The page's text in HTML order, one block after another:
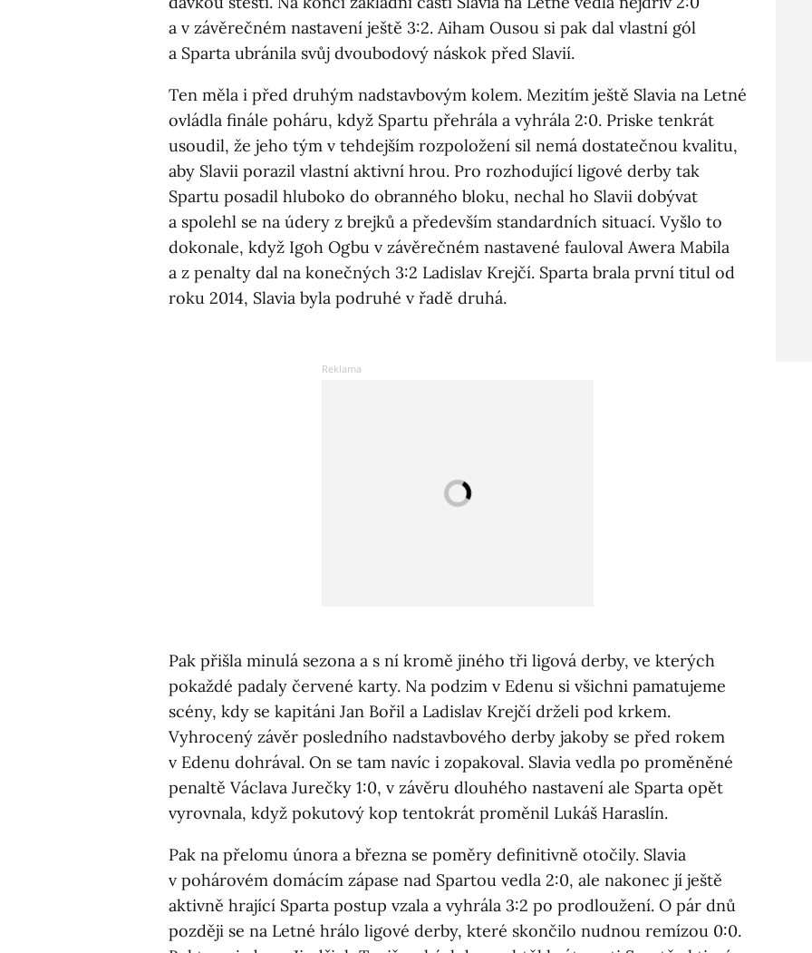
a v závěrečném nastavení ještě 3:2. Aiham Ousou si pak dal vlastní gól
a Sparta ubránila svůj dvoubodový náskok před Slavií.
Ten měla i před druhým nadstavbovým kolem. Mezitím ještě Slavia na Letné
ovládla finále poháru, když Spartu přehrála a vyhrála 2:0. Priske tenkrát
usoudil, že jeho tým v tehdejším rozpoložení sil nemá dostatečnou kvalitu,
aby Slavii porazil vlastní aktivní hrou. Pro rozhodující ligové derby tak
Spartu posadil hluboko do obranného bloku, nechal ho Slavii dobývat
a spolehl se na údery z brejků a především standardních situací. Vyšlo to
dokonale, když Igoh Ogbu v závěrečném nastavené fauloval Awera Mabila
a z penalty dal na konečných 3:2 Ladislav Krejčí. Sparta brala první titul od
roku 2014, Slavia byla podruhé v řadě druhá.
Pak přišla minulá sezona a s ní kromě jiného tři ligová derby, ve kterých
pokaždé padaly červené karty. Na podzim v Edenu si všichni pamatujeme
scény, kdy se kapitáni Jan Bořil a Ladislav Krejčí drželi pod krkem.
Vyhrocený závěr posledního nadstavbového derby jakoby se před rokem
v Edenu dohrával. On se tam navíc i zopakoval. Slavia vedla po proměněné
penaltě Václava Jurečky 1:0, v závěru dlouhého nastavení ale Sparta opět
vyrovnala, když pokutový kop tentokrát proměnil Lukáš Haraslín.
Pak na přelomu února a března se poměry definitivně otočily. Slavia
v pohárovém domácím zápase nad Spartou vedla 2:0, ale nakonec jí ještě
aktivně hrající Sparta postup vzala a vyhrála 3:2 po prodloužení. O pár dnů
později se na Letné hrálo ligové derby, které skončilo nudnou remízou 0:0.